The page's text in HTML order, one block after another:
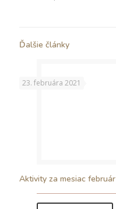
Ďalšie články
23. februára 2021
Aktivity za mesiac